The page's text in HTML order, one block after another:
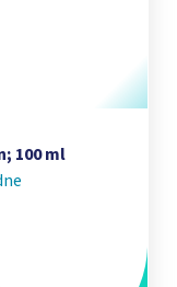
100 ml